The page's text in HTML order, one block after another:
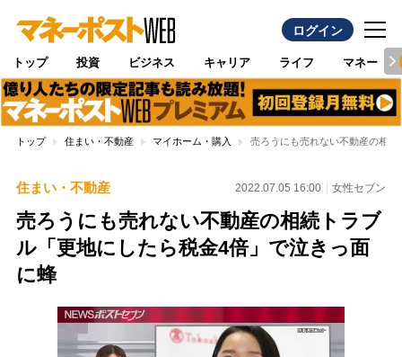
ログイン
トップ 投資 ビジネス キャリア ライフ マネー
トップ 住まい・不動産 マイホーム・購入 売ろうにも売れない不動産の相
住まい・不動産 2022.07.05 16:00 女性セブン
売ろうにも売れない不動産の相続トラブ
ル「更地にしたら税金4倍」で泣きっ面
に蜂